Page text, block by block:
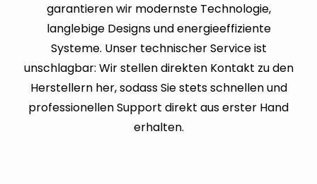
garantieren wir modernste Technologie,
langlebige Designs und energieeffiziente
Systeme. Unser technischer Service ist
unschlagbar: Wir stellen direkten Kontakt zu den
Herstellern her, sodass Sie stets schnellen und
professionellen Support direkt aus erster Hand
erhalten.